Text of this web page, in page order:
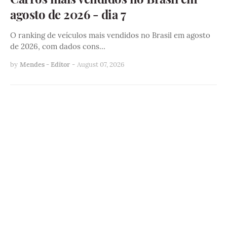
agosto de 2026 - dia 7
O ranking de veículos mais vendidos no Brasil em agosto
de 2026, com dados cons…
by Mendes - Editor - August 07, 2026